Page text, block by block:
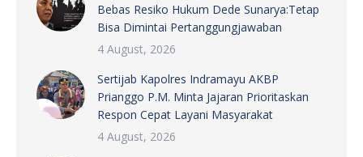
Bebas Resiko Hukum Dede Sunarya:Tetap
Bisa Dimintai Pertanggungjawaban
4 August, 2026
Sertijab Kapolres Indramayu AKBP
Prianggo P.M. Minta Jajaran Prioritaskan
Respon Cepat Layani Masyarakat
4 August, 2026